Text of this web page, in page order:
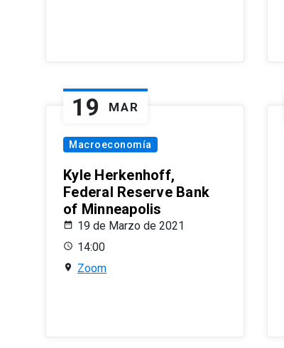
19 MAR
Macroeconomía
Kyle Herkenhoff,
Federal Reserve Bank
of Minneapolis
19 de Marzo de 2021
14:00
Zoom